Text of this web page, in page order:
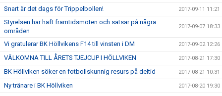
Snart är det dags för Trippelbollen! 2017-09-11 11:21
Styrelsen har haft framtidsmöten och satsar på några
områden
2017-09-07 18:33
Vi gratulerar BK Höllvikens F14 till vinsten i DM 2017-09-02 12:26
VÄLKOMNA TILL ÅRETS TJEJCUP I HÖLLVIKEN 2017-08-21 17:30
BK Höllviken söker en fotbollskunnig resurs på deltid 2017-08-21 10:31
Ny tränare i BK Höllviken 2017-08-20 19:30